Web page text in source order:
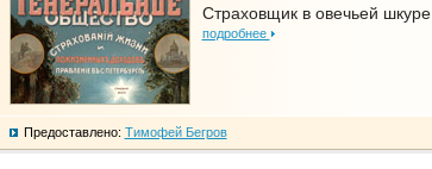
Страховщик в овечьей шкуре
подробнее
Предоставлено: Тимофей Бегров